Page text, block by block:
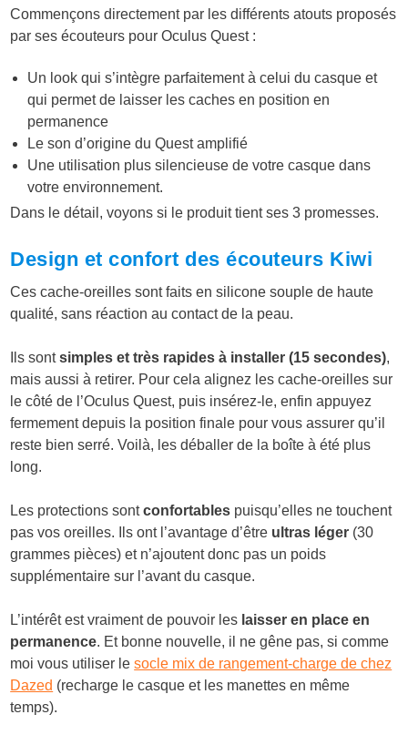
Commençons directement par les différents atouts proposés
par ses écouteurs pour Oculus Quest :
Un look qui s’intègre parfaitement à celui du casque et
qui permet de laisser les caches en position en
permanence
Le son d’origine du Quest amplifié
Une utilisation plus silencieuse de votre casque dans
votre environnement.
Dans le détail, voyons si le produit tient ses 3 promesses.
Design et confort des écouteurs Kiwi
Ces cache-oreilles sont faits en silicone souple de haute
qualité, sans réaction au contact de la peau.
Ils sontsimples et très rapides à installer (15 secondes),
mais aussi à retirer. Pour cela alignez les cache-oreilles sur
le côté de l’Oculus Quest, puis insérez-le, enfin appuyez
fermement depuis la position finale pour vous assurer qu’il
reste bien serré. Voilà, les déballer de la boîte à été plus
long.
Les protections sontconfortables puisqu’elles ne touchent
pas vos oreilles. Ils ont l’avantage d’être ultras léger (30
grammes pièces) et n’ajoutent donc pas un poids
supplémentaire sur l’avant du casque.
L’intérêt est vraiment de pouvoir les laisser en place en
permanence. Et bonne nouvelle, il ne gêne pas, si comme
moi vous utiliser lesocle mix de rangement-charge de chez
Dazed (recharge le casque et les manettes en même
temps).